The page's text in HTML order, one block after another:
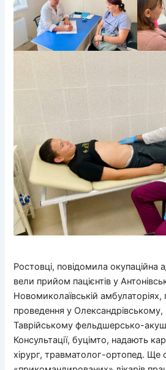
Ростовці, повідомила окупаційна
вели прийом пацієнтів у
Новомиколаївській
проведення у
Таврійському фельдшерсько-
Консультації, буцімто, надають
хірург, травматолог-ортопед. Ще